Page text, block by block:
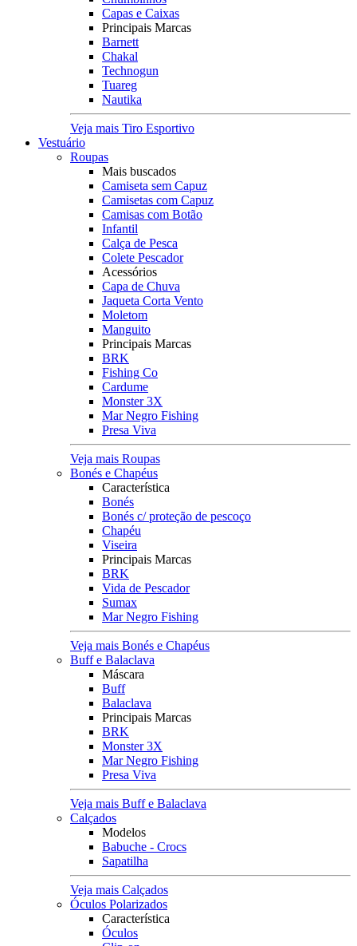
Capas e Caixas
Principais Marcas
Barnett
Chakal
Technogun
Tuareg
Nautika
Veja mais Tiro Esportivo
Vestuário
Roupas
Mais buscados
Camiseta sem Capuz
Camisetas com Capuz
Camisas com Botão
Infantil
Calça de Pesca
Colete Pescador
Acessórios
Capa de Chuva
Jaqueta Corta Vento
Moletom
Manguito
Principais Marcas
BRK
Fishing Co
Cardume
Monster 3X
Mar Negro Fishing
Presa Viva
Veja mais Roupas
Bonés e Chapéus
Característica
Bonés
Bonés c/ proteção de pescoço
Chapéu
Viseira
Principais Marcas
BRK
Vida de Pescador
Sumax
Mar Negro Fishing
Veja mais Bonés e Chapéus
Buff e Balaclava
Máscara
Buff
Balaclava
Principais Marcas
BRK
Monster 3X
Mar Negro Fishing
Presa Viva
Veja mais Buff e Balaclava
Calçados
Modelos
Babuche - Crocs
Sapatilha
Veja mais Calçados
Óculos Polarizados
Característica
Óculos